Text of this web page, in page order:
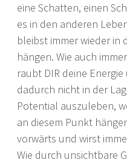
eine Schatten, einen
es in den anderen
bleibst immer wieder in
hängen. Wie auch
raubt DIR deine
dadurch nicht in der
Potential auszuleben,
an diesem Punkt
vorwärts und wirst
Wie durch unsichtbare